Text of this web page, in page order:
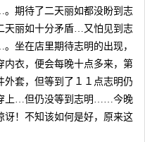
期待了二天丽如都没盼到志
天丽如十分矛盾…又怕见到志
坐在店里期待志明的出现，
内衣，便会每晚十点多来，第
套，但等到了１１点志明仍
上…但仍没等到志明……今晚
！不知该如何是好，原来这